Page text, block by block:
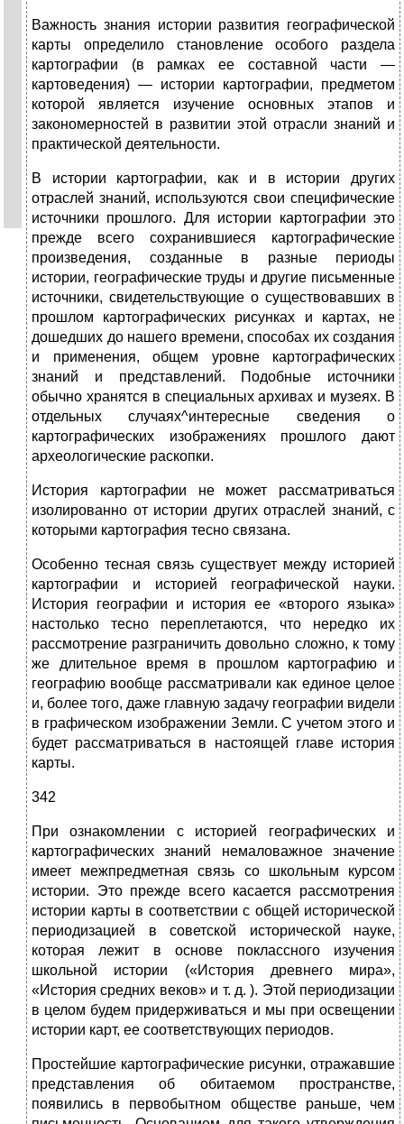
Важность знания истории развития географической
карты опре­делило становление особого раздела
картографии (в рамках ее со­ставной части —
картоведения) — истории картографии, предме­том
которой является изучение основных этапов и
закономерностей в развитии этой отрасли знаний и
практической деятельности.
В истории картографии, как и в истории других
отраслей знаний, используются свои специфические
источники прошлого. Для исто­рии картографии это
прежде всего сохранившиеся картогра­фические
произведения, созданные в разные периоды
истории, геог­рафические труды и другие письменные
источники, свидетельствую­щие о существовавших в
прошлом картографических рисунках и кар­тах, не
дошедших до нашего времени, способах их создания
и при­менения, общем уровне картографических
знаний и представлений. Подобные источники
обычно хранятся в специальных архивах и му­зеях. В
отдельных случаях^интересные сведения о
картографических изображениях прошлого дают
археологические раскопки.
История картографии не может рассматриваться
изолированно от истории других отраслей знаний, с
которыми картография тесно связана.
Особенно тесная связь существует между историей
картографии и историей географической науки.
История географии и история ее «второго языка»
настолько тесно переплетаются, что нередко их
рассмотрение разграничить довольно сложно, к тому
же длитель­ное время в прошлом картографию и
географию вообще рассмат­ривали как единое целое
и, более того, даже главную задачу геогра­фии видели
в графическом изображении Земли. С учетом этого и
бу­дет рассматриваться в настоящей главе история
карты.
342
При ознакомлении с историей географических и
картографичес­ких знаний немаловажное значение
имеет межпредметная связь со школьным курсом
истории. Это прежде всего касается рассмотре­ния
истории карты в соответствии с общей исторической
периоди­зацией в советской исторической науке,
которая лежит в основе по­классного изучения
школьной истории («История древнего мира»,
«История средних веков» и т. д. ). Этой периодизации
в целом будем придерживаться и мы при освещении
истории карт, ее соответствую­щих периодов.
Простейшие картографические рисунки, от­ражавшие
представления об обитаемом пространстве,
появились в первобытном обществе раньше, чем